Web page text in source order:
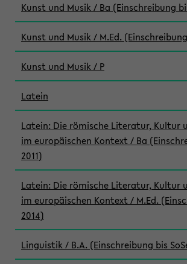
Kunst und Musik / Ba (Einschreibung
Kunst und Musik / M.Ed.
Kunst und Musik / P
Latein
Latein: Die römische Literatur, Kultur
im europäischen Kontext / Ba
2011)
Latein: Die römische Literatur, Kultur
im europäischen Kontext / M.Ed.
2014)
Linguistik / B.A. (Einschreibung bis